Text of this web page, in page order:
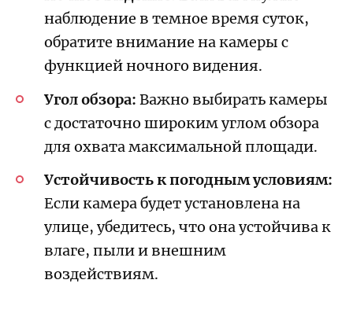
наблюдение в темное время суток,
обратите внимание на камеры с
функцией ночного видения.
Угол обзора: Важно выбирать камеры
с достаточно широким углом обзора
для охвата максимальной площади.
Устойчивость к погодным условиям:
Если камера будет установлена на
улице, убедитесь, что она устойчива к
влаге, пыли и внешним
воздействиям.